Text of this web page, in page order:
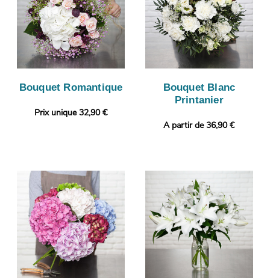
Bouquet Romantique
Prix unique 32,90 €
Bouquet Blanc
Printanier
A partir de 36,90 €